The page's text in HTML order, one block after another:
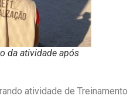
da atividade após
atividade de Treinamento